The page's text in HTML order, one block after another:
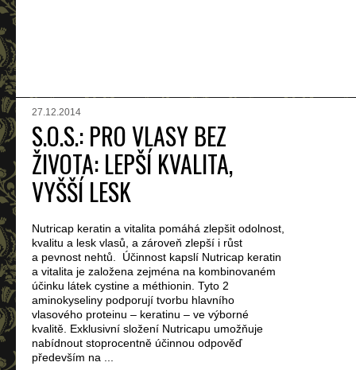
27.12.2014
S.O.S.: PRO VLASY BEZ
ŽIVOTA: LEPŠÍ KVALITA,
VYŠŠÍ LESK
Nutricap keratin a vitalita pomáhá zlepšit odolnost,
kvalitu a lesk vlasů, a zároveň zlepší i růst
a pevnost nehtů. Účinnost kapslí Nutricap keratin
a vitalita je založena zejména na kombinovaném
účinku látek cystine a méthionin. Tyto 2
aminokyseliny podporují tvorbu hlavního
vlasového proteinu – keratinu – ve výborné
kvalitě. Exklusivní složení Nutricapu umožňuje
nabídnout stoprocentně účinnou odpověď
především na ...